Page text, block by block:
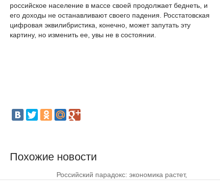
российское население в массе своей продолжает беднеть, и
его доходы не останавливают своего падения. Росстатовская
цифровая эквилибристика, конечно, может запутать эту
картину, но изменить ее, увы не в состоянии.
Похожие новости
Российский парадокс: экономика растет,